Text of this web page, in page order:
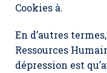
Cookies à.
En d’autres
Ressources
dépression est